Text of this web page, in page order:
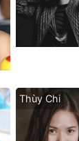
Thùy Chi